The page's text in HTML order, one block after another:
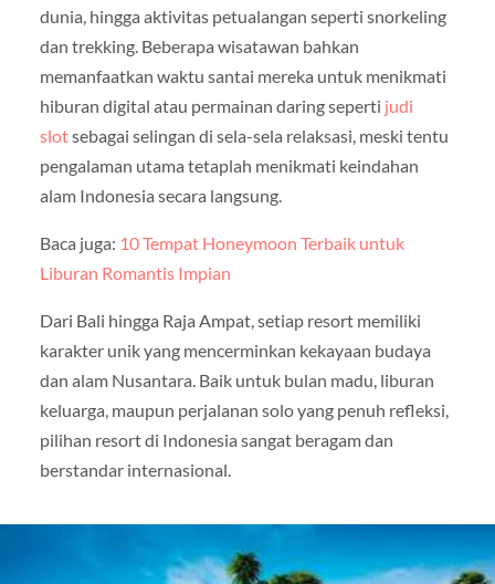
dunia, hingga aktivitas petualangan seperti snorkeling
dan trekking. Beberapa wisatawan bahkan
memanfaatkan waktu santai mereka untuk menikmati
hiburan digital atau permainan daring seperti judi
slotsebagai selingan di sela-sela relaksasi, meski tentu
pengalaman utama tetaplah menikmati keindahan
alam Indonesia secara langsung.
Baca juga: 10 Tempat Honeymoon Terbaik untuk
Liburan Romantis Impian
Dari Bali hingga Raja Ampat, setiap resort memiliki
karakter unik yang mencerminkan kekayaan budaya
dan alam Nusantara. Baik untuk bulan madu, liburan
keluarga, maupun perjalanan solo yang penuh refleksi,
pilihan resort di Indonesia sangat beragam dan
berstandar internasional.